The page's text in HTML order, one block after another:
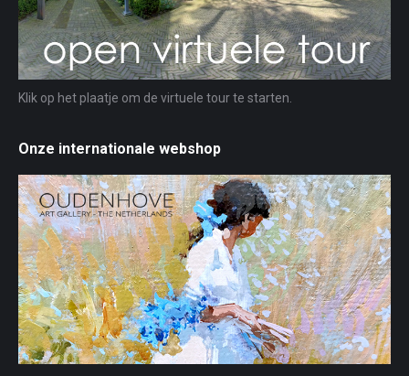
Klik op het plaatje om de virtuele tour te starten.
Onze internationale webshop